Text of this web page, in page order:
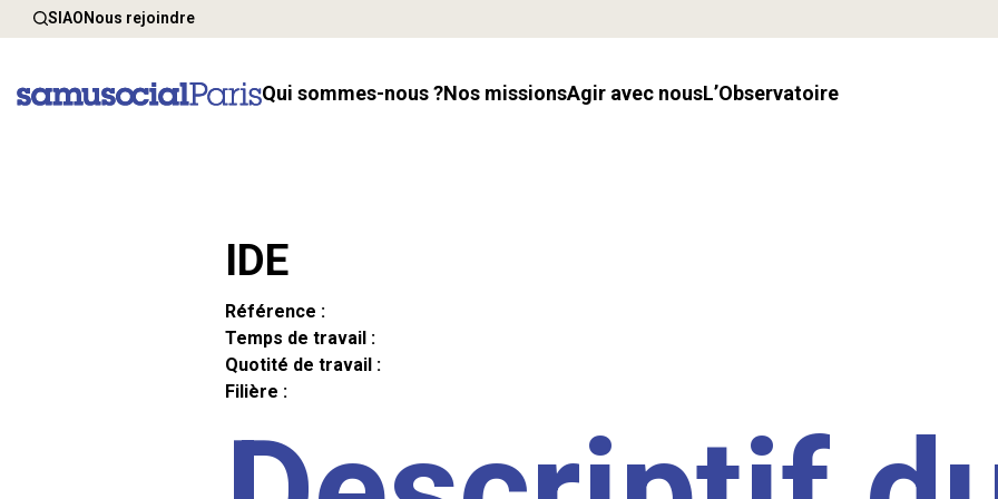
SIAONous rejoindre
Qui sommes-nous ? Nos missions Agir avec nous l’Observatoire
IDE
Référence :
Temps de travail :
Quotité de travail :
Filière :